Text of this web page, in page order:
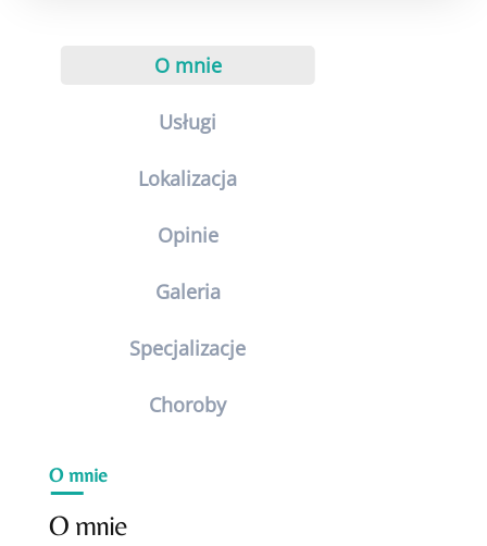
O mnie
Usługi
Lokalizacja
Opinie
Galeria
Specjalizacje
Choroby
O mnie
O mnie